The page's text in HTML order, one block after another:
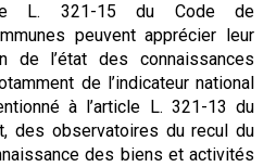
L. 321-15 du Code de
peuvent apprécier leur
de l’état des connaissances
de l’indicateur national
à l’article L. 321-13 du
des observatoires du recul du
des biens et activités